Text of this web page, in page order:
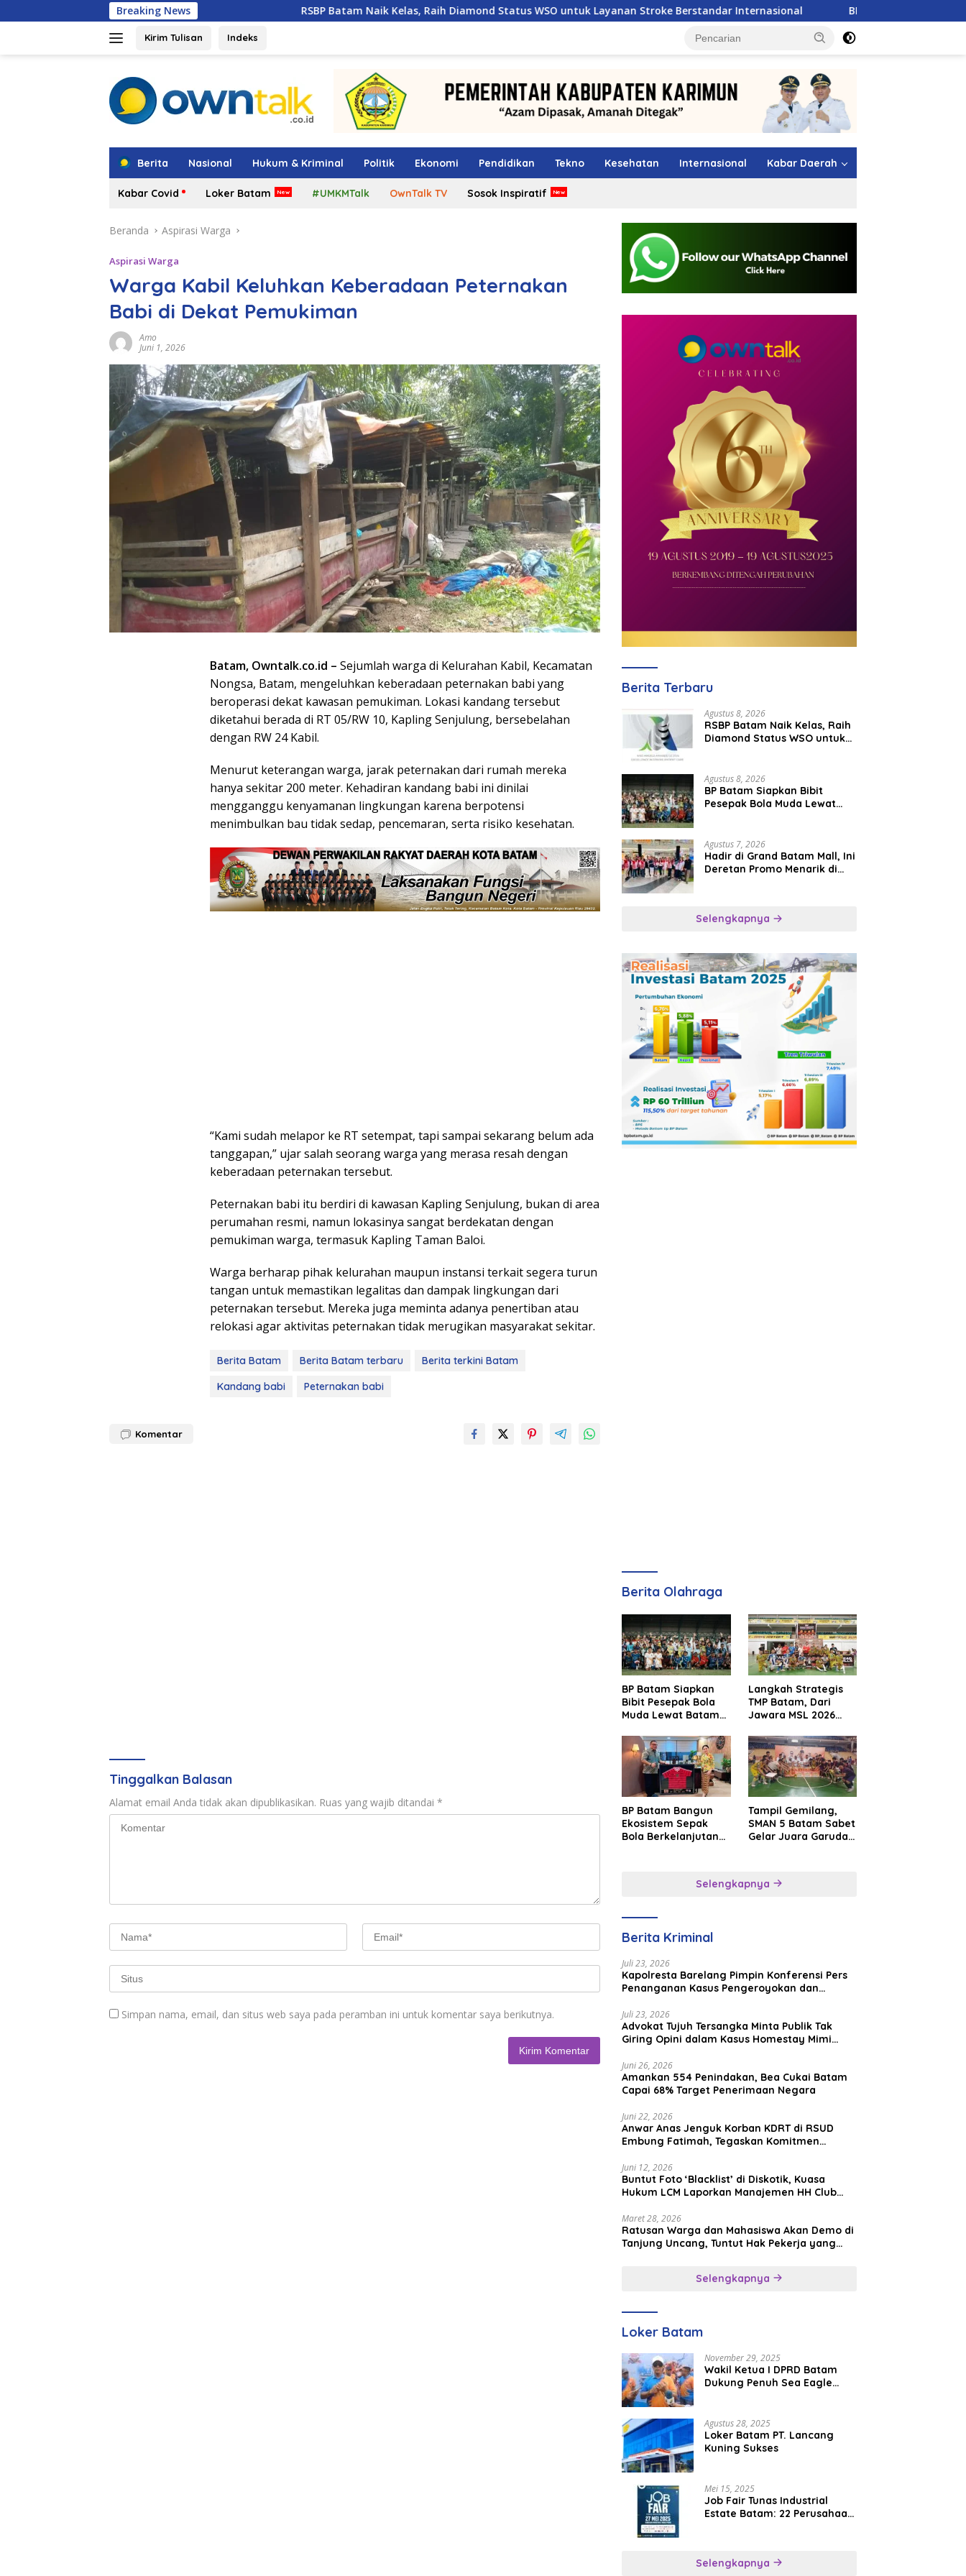
ke
Breaking News RSBP Batam Naik Kelas, Raih Diamond Status WSO untuk Layanan Stroke Berstandar Internasional BP Batam Siapkan Bibit Pesepak Bola
Kirim Tulisan Indeks
Berita Nasional Hukum & Kriminal Politik Ekonomi Pendidikan Tekno Kesehatan Internasional Kabar Daerah
Kabar Covid Loker Batam #UMKMTalk OwnTalk TV Sosok Inspiratif
Beranda Aspirasi Warga
Aspirasi Warga
Warga Kabil Keluhkan Keberadaan Peternakan
Babi di Dekat Pemukiman
Amo
Juni 1, 2026
Batam, Owntalk.co.id – Sejumlah warga di Kelurahan Kabil, Kecamatan
Nongsa, Batam, mengeluhkan keberadaan peternakan babi yang
beroperasi dekat kawasan pemukiman. Lokasi kandang tersebut
diketahui berada di RT 05/RW 10, Kapling Senjulung, bersebelahan
dengan RW 24 Kabil.
Menurut keterangan warga, jarak peternakan dari rumah mereka
hanya sekitar 200 meter. Kehadiran kandang babi ini dinilai
mengganggu kenyamanan lingkungan karena berpotensi
menimbulkan bau tidak sedap, pencemaran, serta risiko kesehatan.
“Kami sudah melapor ke RT setempat, tapi sampai sekarang belum ada
tanggapan,” ujar salah seorang warga yang merasa resah dengan
keberadaan peternakan tersebut.
Peternakan babi itu berdiri di kawasan Kapling Senjulung, bukan di area
perumahan resmi, namun lokasinya sangat berdekatan dengan
pemukiman warga, termasuk Kapling Taman Baloi.
Warga berharap pihak kelurahan maupun instansi terkait segera turun
tangan untuk memastikan legalitas dan dampak lingkungan dari
peternakan tersebut. Mereka juga meminta adanya penertiban atau
relokasi agar aktivitas peternakan tidak merugikan masyarakat sekitar.
Berita Batam Berita Batam terbaru
Berita terkini Batam
Kandang babi
Peternakan babi
Komentar
Tinggalkan Balasan
Alamat email Anda tidak akan dipublikasikan. Ruas yang wajib ditandai *
Simpan nama, email, dan situs web saya pada peramban ini untuk komentar saya berikutnya.
Berita Terbaru
Agustus 8, 2026
RSBP Batam Naik Kelas, Raih
Diamond Status WSO untuk
Agustus 8, 2026
BP Batam Siapkan Bibit
Pesepak Bola Muda Lewat
2026
Agustus 7, 2026
Hadir di Grand Batam Mall, Ini
Deretan Promo Menarik di
Selengkapnya
Berita Olahraga
BP Batam Siapkan
Bibit Pesepak Bola
Muda Lewat Batam
Grassroot Football
Festival 2026
Langkah Strategis
TMP Batam, Dari
Jawara MSL 2026
Internasional
BP Batam Bangun
Ekosistem Sepak
Bola Berkelanjutan
Tampil Gemilang,
SMAN 5 Batam Sabet
Gelar Juara Garuda
Selengkapnya
Berita Kriminal
Juli 23, 2026
Kapolresta Barelang Pimpin Konferensi Pers
Penanganan Kasus Pengeroyokan dan
Juli 23, 2026
Advokat Tujuh Tersangka Minta Publik Tak
Giring Opini dalam Kasus Homestay Mimi
Juni 26, 2026
Amankan 554 Penindakan, Bea Cukai Batam
Capai 68% Target Penerimaan Negara
Juni 22, 2026
Anwar Anas Jenguk Korban KDRT di RSUD
Embung Fatimah, Tegaskan Komitmen
Juni 12, 2026
Buntut Foto ‘Blacklist’ di Diskotik, Kuasa
Hukum LCM Laporkan Manajemen HH Club
Maret 28, 2026
Ratusan Warga dan Mahasiswa Akan Demo di
Tanjung Uncang, Tuntut Hak Pekerja yang
Selengkapnya
Loker Batam
November 29, 2025
Wakil Ketua I DPRD Batam
Dukung Penuh Sea Eagle
Agustus 28, 2025
Loker Batam PT. Lancang
Kuning Sukses
Mei 15, 2025
Job Fair Tunas Industrial
Estate Batam: 22 Perusahaan
Selengkapnya